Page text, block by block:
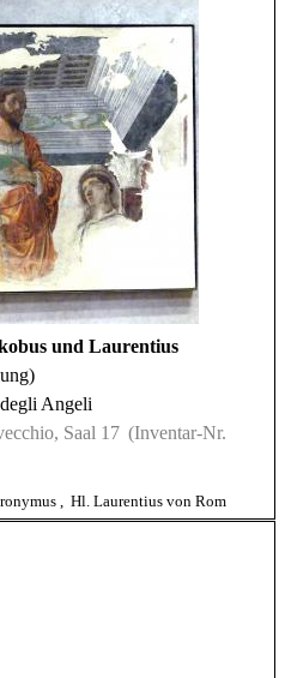
und Laurentius
Angeli
Saal 17 (Inventar-Nr.
, Hl. Laurentius von Rom